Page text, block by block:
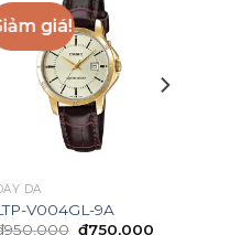
giá!
DA
V004GL-9A
950,000 Original
₫750,000Current